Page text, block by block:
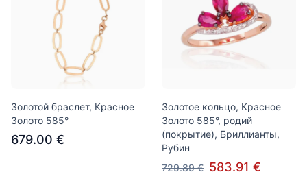
Золотой браслет, Красное
Золото 585°
679.00 €
Золотое кольцо, Красное
Золото 585°, родий
(покрытие), Бриллианты,
Рубин
729.89 € 583.91 €